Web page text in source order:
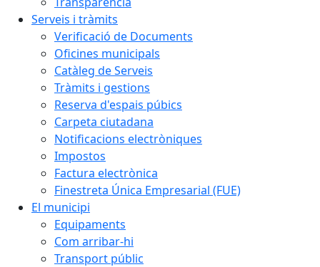
Serveis i tràmits
Verificació de Documents
Oficines municipals
Catàleg de Serveis
Tràmits i gestions
Reserva d'espais púbics
Carpeta ciutadana
Notificacions electròniques
Impostos
Factura electrònica
Finestreta Única Empresarial (FUE)
El municipi
Equipaments
Com arribar-hi
Transport públic